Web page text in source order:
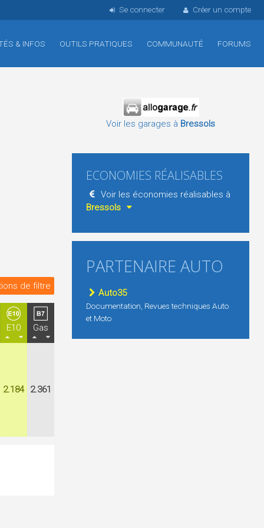
Se connecter Créer un compte
& INFOS OUTILS PRATIQUES COMMUNAUTÉ FORUMS
de filtre
E10
Gas
2.184 2.361
Voir les garages à Bressols
ECONOMIES RÉALISABLES
Voir les économies réalisables à
Bressols
PARTENAIRE AUTO
Auto35
Documentation, Revues techniques Auto
et Moto